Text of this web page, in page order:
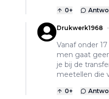
0+
Drukwerk1968
Vanaf onder
men gaat
je bij de
meetellen die
0+